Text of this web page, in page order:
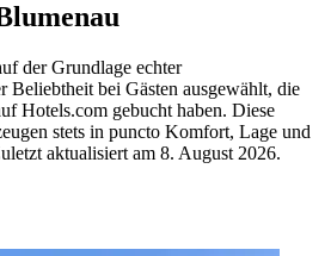
der Grundlage echter
Beliebtheit bei Gästen ausgewählt, die
Hotels.com gebucht haben. Diese
stets in puncto Komfort, Lage und
aktualisiert am 8. August 2026.